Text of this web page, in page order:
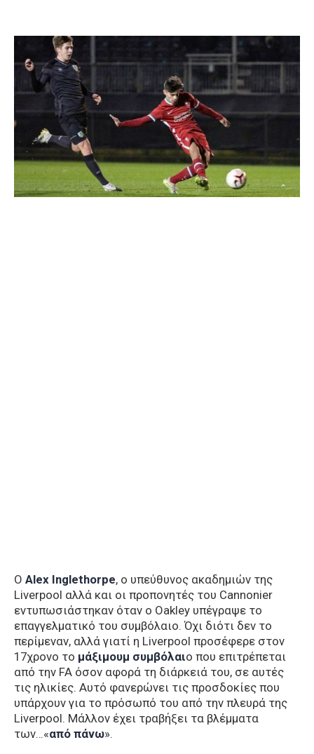
O Alex Inglethorpe, ο υπεύθυνος ακαδημιών της
Liverpool αλλά και οι προπονητές του Cannonier
εντυπωσιάστηκαν όταν ο Oakley υπέγραψε το
επαγγελματικό του συμβόλαιο. Όχι διότι δεν το
περίμεναν, αλλά γιατί η Liverpool προσέφερε στον
17χρονο το μάξιμουμ συμβόλαιο που επιτρέπεται
από την FA όσον αφορά τη διάρκειά του, σε αυτές
τις ηλικίες. Αυτό φανερώνει τις προσδοκίες που
υπάρχουν για το πρόσωπό του από την πλευρά της
Liverpool. Μάλλον έχει τραβήξει τα βλέμματα
των…«από πάνω».